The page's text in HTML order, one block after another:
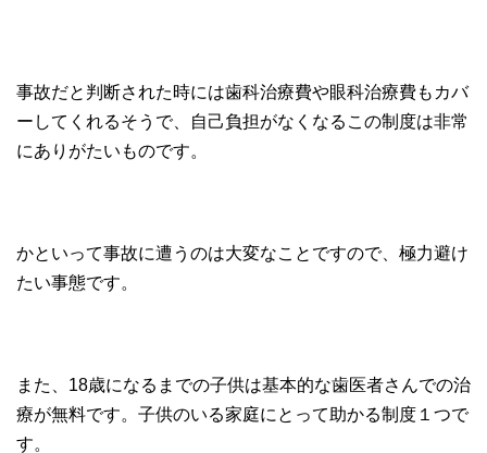
事故だと判断された時には歯科治療費や眼科治療費もカバ
ーしてくれるそうで、自己負担がなくなるこの制度は非常
にありがたいものです。
かといって事故に遭うのは大変なことですので、極力避け
たい事態です。
また、18歳になるまでの子供は基本的な歯医者さんでの治
療が無料です。子供のいる家庭にとって助かる制度１つで
す。